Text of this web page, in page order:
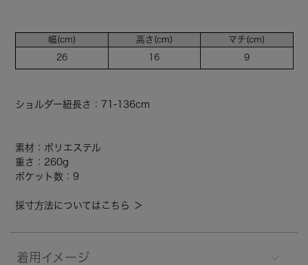
幅(cm)
26
高さ(cm)
16
マチ(cm)
9
ショルダー紐長さ：71-136cm
素材：ポリエステル
重さ：260g
ポケット数：9
採寸方法についてはこちら ＞
着用イメージ